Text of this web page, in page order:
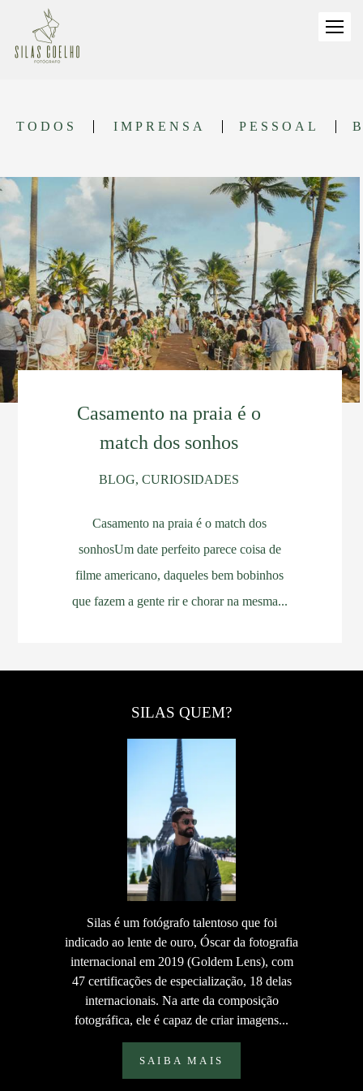
TODOS IMPRENSA PESSOAL
Casamento na praia é o
match dos sonhos
BLOG, CURIOSIDADES
Casamento na praia é o match dos
sonhosUm date perfeito parece coisa de
filme americano, daqueles bem bobinhos
que fazem a gente rir e chorar na mesma...
SILAS QUEM?
Silas é um fotógrafo talentoso que foi
indicado ao lente de ouro, Óscar da fotografia
internacional em 2019 (Goldem Lens), com
47 certificações de especialização, 18 delas
internacionais. Na arte da composição
fotográfica, ele é capaz de criar imagens...
SAIBA MAIS